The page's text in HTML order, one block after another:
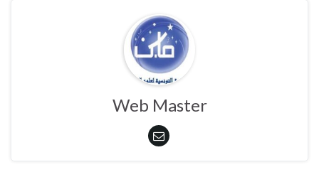
Web Master